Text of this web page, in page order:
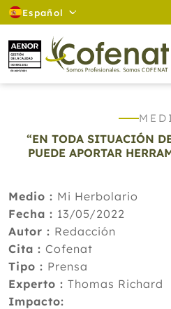
Español
“EN TODA SITUACIÓN
PUEDE APORTAR
Medio : Mi Herbolario
Fecha : 13/05/2022
Autor : Redacción
Cita : Cofenat
Tipo : Prensa
Experto : Thomas Richard
Impacto: